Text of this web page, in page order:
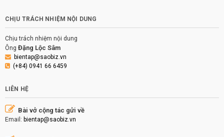
CHỊU TRÁCH NHIỆM NỘI DUNG
Chịu trách nhiệm nội dung
Ông Đặng Lộc Sâm
bientap@saobiz.vn
(+84) 0941 66 6459
LIÊN HỆ
Bài vở cộng tác gửi về
Email: bientap@saobiz.vn